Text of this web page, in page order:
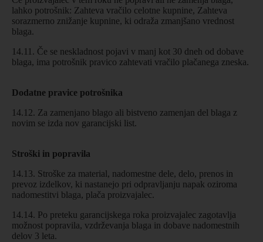
lahko potrošnik: Zahteva vračilo celotne kupnine, Zahteva
sorazmerno znižanje kupnine, ki odraža zmanjšano vrednost
blaga.
14.11. Če se neskladnost pojavi v manj kot 30 dneh od dobave
blaga, ima potrošnik pravico zahtevati vračilo plačanega zneska.
Dodatne pravice potrošnika
14.12. Za zamenjano blago ali bistveno zamenjan del blaga z
novim se izda nov garancijski list.
Stroški in popravila
14.13. Stroške za material, nadomestne dele, delo, prenos in
prevoz izdelkov, ki nastanejo pri odpravljanju napak oziroma
nadomestitvi blaga, plača proizvajalec.
14.14. Po preteku garancijskega roka proizvajalec zagotavlja
možnost popravila, vzdrževanja blaga in dobave nadomestnih
delov 3 leta.